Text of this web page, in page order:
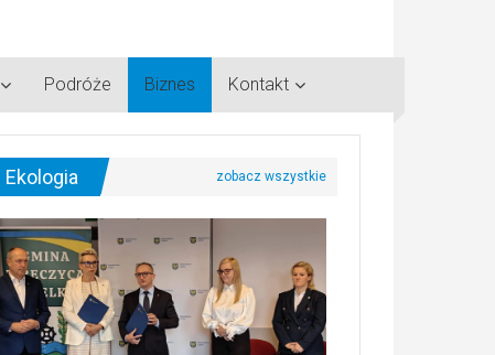
Podróże Biznes Kontakt
Ekologia